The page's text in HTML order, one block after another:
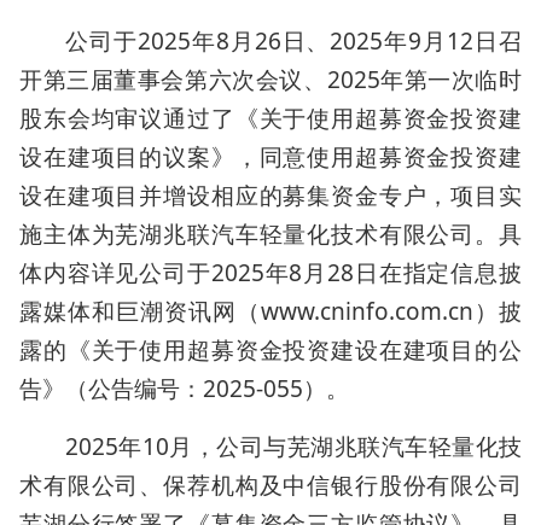
公司于2025年8月26日、2025年9月12日召
开第三届董事会第六次会议、2025年第一次临时
股东会均审议通过了《关于使用超募资金投资建
设在建项目的议案》，同意使用超募资金投资建
设在建项目并增设相应的募集资金专户，项目实
施主体为芜湖兆联汽车轻量化技术有限公司。具
体内容详见公司于2025年8月28日在指定信息披
露媒体和巨潮资讯网（www.cninfo.com.cn）披
露的《关于使用超募资金投资建设在建项目的公
告》（公告编号：2025-055）。
2025年10月，公司与芜湖兆联汽车轻量化技
术有限公司、保荐机构及中信银行股份有限公司